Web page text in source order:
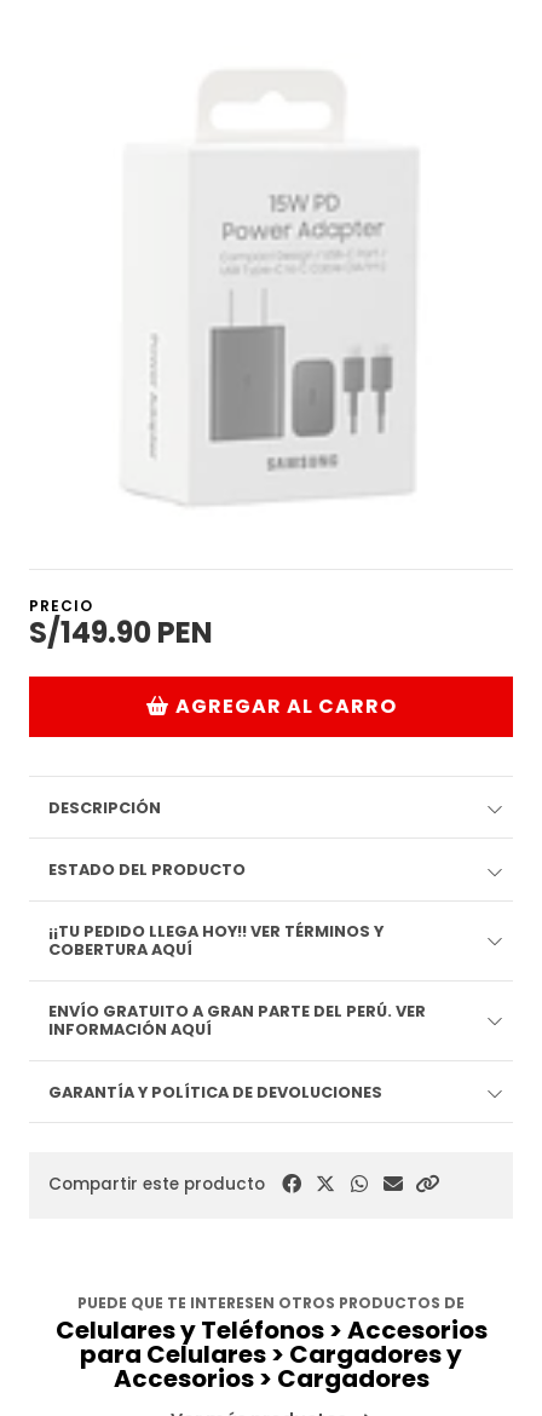
PRECIO
S/149.90 PEN
AGREGAR AL CARRO
DESCRIPCIÓN
ESTADO DEL PRODUCTO
¡¡TU PEDIDO LLEGA HOY!! VER TÉRMINOS Y
COBERTURA AQUÍ
ENVÍO GRATUITO A GRAN PARTE DEL PERÚ. VER
INFORMACIÓN AQUÍ
GARANTÍA Y POLÍTICA DE DEVOLUCIONES
Compartir este producto
PUEDE QUE TE INTERESEN OTROS PRODUCTOS DE
Celulares y Teléfonos > Accesorios
para Celulares > Cargadores y
Accesorios > Cargadores